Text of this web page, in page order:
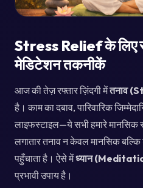
Stress Relief के लिए
मेडिटेशन तकनीकें
आज की तेज़ रफ्तार ज़िंदगी मेंतनाव
है। काम का दबाव, पारिवारिक
लाइफस्टाइल—ये सभी हमारे मानसिक
लगातार तनाव न केवल मानसिक बल्कि
पहुँचाता है। ऐसे मेंध्यान
प्रभावी उपाय है।